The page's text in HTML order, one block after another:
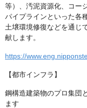
等）、汚泥資源化、コー
パイプラインといった各
土壌環境修復などを通じ
献します。
https://
【都市インフラ】
鋼構造建築物のプロ集団
ます